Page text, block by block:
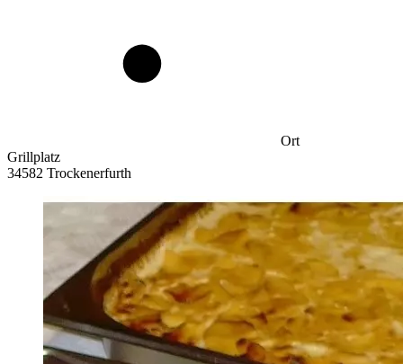
Ort
Grillplatz
34582 Trockenerfurth